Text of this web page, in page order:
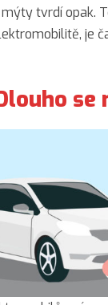
tvrdí opak.
je
se